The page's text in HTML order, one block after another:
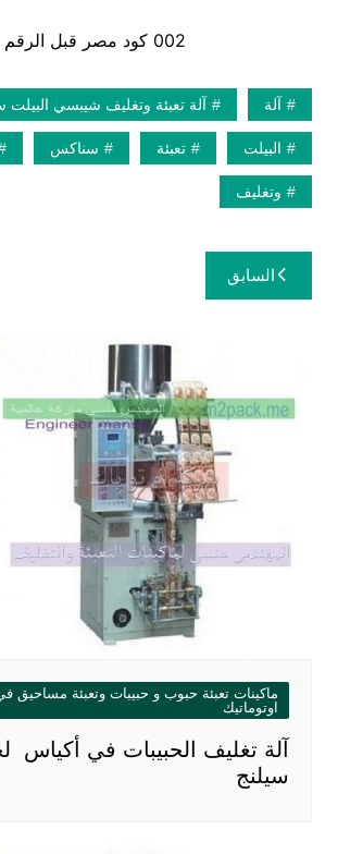
002 كود مصر قبل الرقم
آلة آلة تعبئة وتغليف شيبسي
البيلت تعبئة سناكس
وتغليف
تصفّح
المقالات
السابق
ماكينات تعبئة حبوب و حبيبات وتعبئة مساحيق
اوتوماتيك
آلة تغليف الحبيبات في أكياس
سيلنج